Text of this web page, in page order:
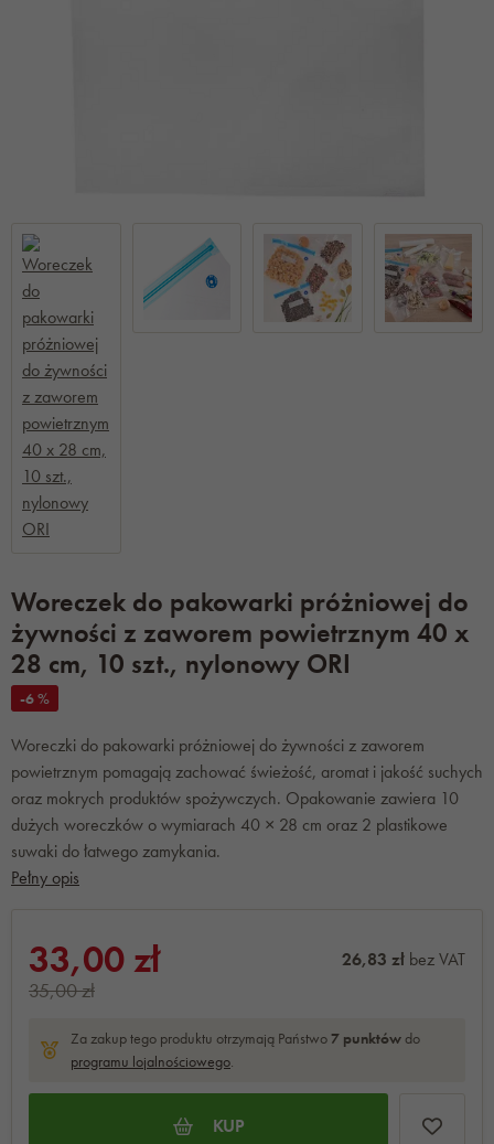
Woreczek do pakowarki próżniowej do
żywności z zaworem powietrznym 40 x
28 cm, 10 szt., nylonowy ORI
-6 %
Woreczki do pakowarki próżniowej do żywności z zaworem
powietrznym pomagają zachować świeżość, aromat i jakość suchych
oraz mokrych produktów spożywczych. Opakowanie zawiera 10
dużych woreczków o wymiarach 40 × 28 cm oraz 2 plastikowe
suwaki do łatwego zamykania.
Pełny opis
33,00 zł
35,00 zł
26,83 zł bez VAT
Za zakup tego produktu otrzymają Państwo 7 punktów do
programu lojalnościowego.
KUP